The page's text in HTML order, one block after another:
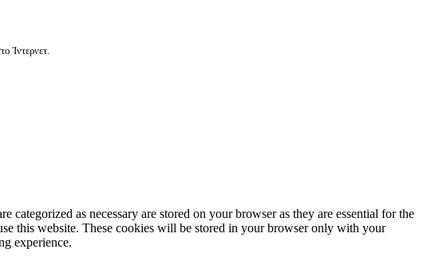
Ίντερνετ.
as necessary are stored on your browser as they are essential for the
this website. These cookies will be stored in your browser only with your
experience.